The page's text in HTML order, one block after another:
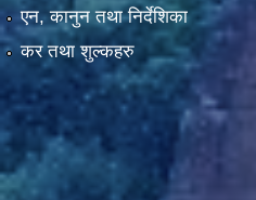
एन, कानुन तथा निर्देशिका
कर तथा शुल्कहरु